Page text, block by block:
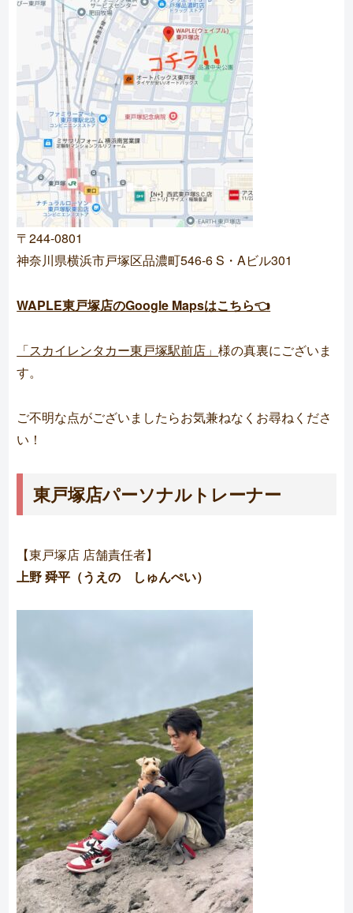
〒244-0801
神奈川県横浜市戸塚区品濃町546-6 S・Aビル301
WAPLE東戸塚店のGoogle Mapsはこちら👈
「スカイレンタカー東戸塚駅前店」様の真裏にございま
す。
ご不明な点がございましたらお気兼ねなくお尋ねくださ
い！
東戸塚店パーソナルトレーナー
【東戸塚店 店舗責任者】
上野 舜平（うえの しゅんぺい）